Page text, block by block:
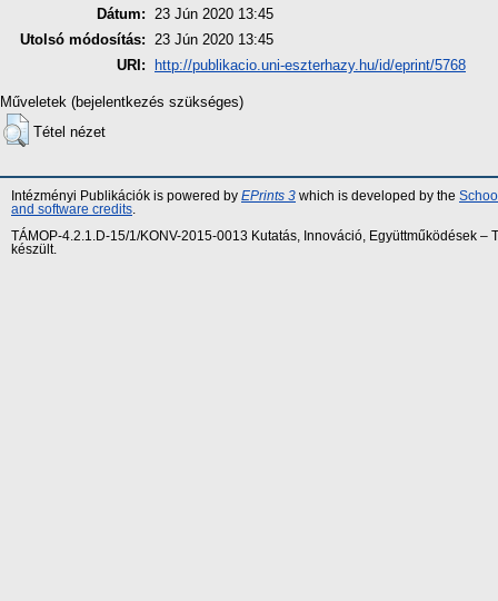
Dátum: 23 Jún 2020 13:45
Utolsó módosítás: 23 Jún 2020 13:45
URI:
http://publikacio.uni-eszterhazy.hu/id/eprint/5768
Műveletek (bejelentkezés szükséges)
Tétel nézet
Intézményi Publikációk is powered by EPrints 3 which is developed by the
and software credits
TÁMOP-4.2.1.D-15/1/KONV-2015-0013 Kutatás, Innováció, Együttműködések
készült.